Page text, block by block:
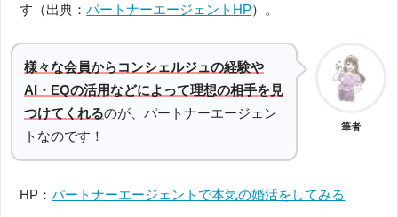
す（出典：パートナーエージェントHP）。
様々な会員からコンシェルジュの経験や
AI・EQの活用などによって理想の相手を見
つけてくれるのが、パートナーエージェン
トなのです！
筆者
HP：パートナーエージェントで本気の婚活をしてみる